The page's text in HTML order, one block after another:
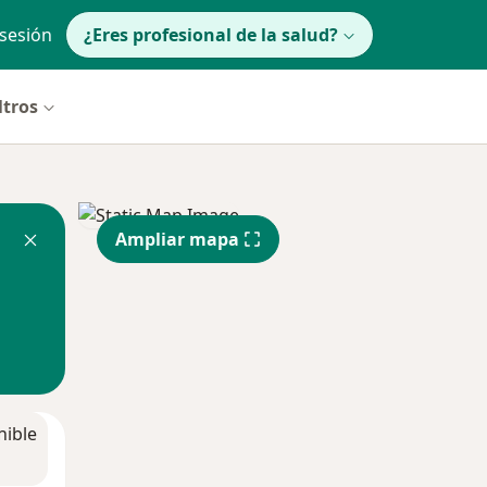
¿Eres profesional de la salud?
Ampliar mapa